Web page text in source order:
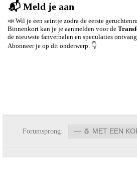
📬 Meld je aan
📣 Wil je een seintje zodra de eerste
Binnenkort kan je je aanmelden voor de
de nieuwste fanverhalen en speculaties
Abonneer je op dit onderwerp. 👇
Forumsprong: